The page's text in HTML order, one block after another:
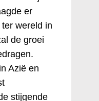
er
wereld in
de groei
Azië en
stijgende